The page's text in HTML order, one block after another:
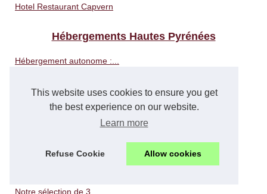
This website uses cookies to ensure you get
the best experience on our website.
Learn more
Refuse Cookie Allow cookies
Hotel Restaurant Capvern
Hébergements Hautes Pyrénées
Hébergement autonome :...
Produits d’accueil pour...
Pic du midi et camping :...
Notre sélection de 3...